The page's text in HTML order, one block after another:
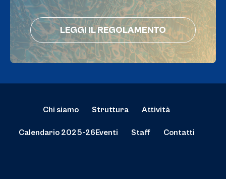
LEGGI IL REGOLAMENTO
Chi siamo Struttura Attività
Calendario 2025-26Eventi Staff Contatti